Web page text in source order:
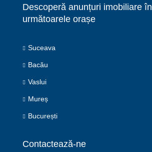
Descoperă anunțuri imobiliare în
următoarele orașe
Suceava
Bacău
Vaslui
Mureș
București
Contactează-ne